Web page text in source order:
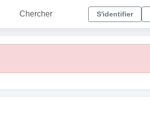
Chercher S'identifier